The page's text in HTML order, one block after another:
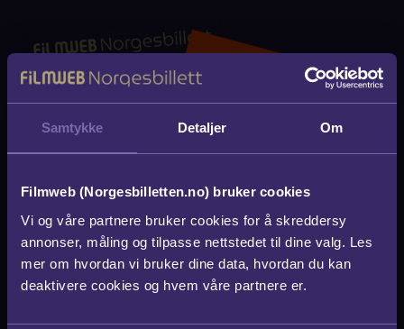
Samtykke Detaljer Om
Filmweb (Norgesbilletten.no) bruker cookies
Vi og våre partnere bruker cookies for å skreddersy
annonser, måling og tilpasse nettstedet til dine valg. Les
mer om hvordan vi bruker dine data, hvordan du kan
deaktivere cookies og hvem våre partnere er.